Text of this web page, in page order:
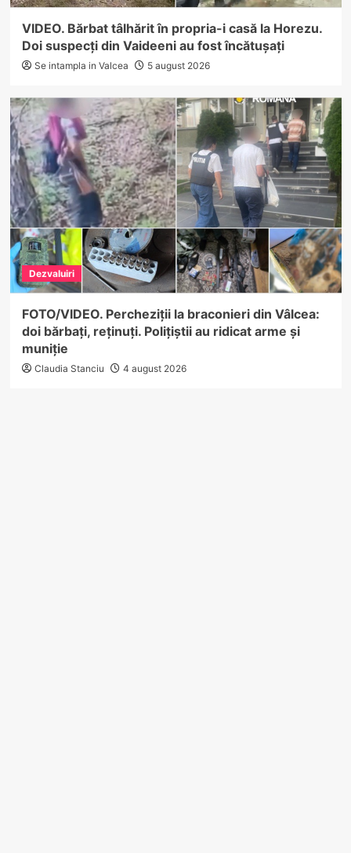
VIDEO. Bărbat tâlhărit în propria-i casă la Horezu.
Doi suspecți din Vaideeni au fost încătușați
Se intampla in Valcea 5 august 2026
Dezvaluiri
FOTO/VIDEO. Percheziții la braconieri din Vâlcea:
doi bărbați, reținuți. Polițiștii au ridicat arme și
muniție
Claudia Stanciu 4 august 2026